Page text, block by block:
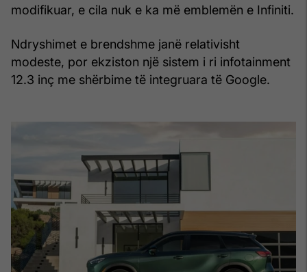
modifikuar, e cila nuk e ka më emblemën e Infiniti.
Ndryshimet e brendshme janë relativisht
modeste, por ekziston një sistem i ri infotainment
12.3 inç me shërbime të integruara të Google.